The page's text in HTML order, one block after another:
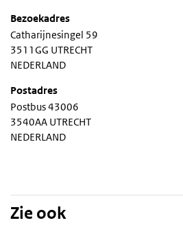
Bezoekadres
Catharijnesingel 59
3511GG UTRECHT
NEDERLAND
Postadres
Postbus 43006
3540AA UTRECHT
NEDERLAND
Zie ook